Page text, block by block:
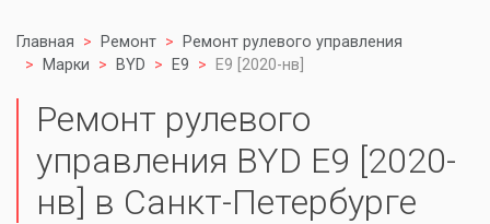
Главная Ремонт
Ремонт рулевого управления
Марки
BYD E9 E9 [2020-нв]
Ремонт рулевого
управления BYD E9 [2020-
нв] в Санкт-Петербурге